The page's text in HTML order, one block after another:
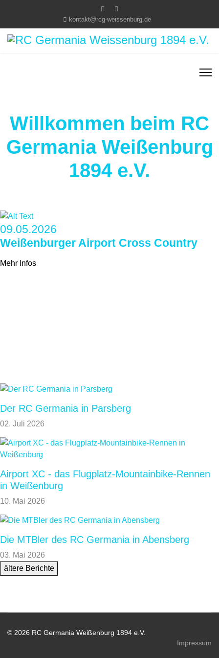
kontakt@rcg-weissenburg.de
Willkommen beim RC
Germania Weißenburg
1894 e.V.
09.05.2026
Weißenburger Airport Cross Country
Mehr Infos
Der RC Germania in Parsberg
02. Juli 2026
Airport XC - das Flugplatz-Mountainbike-Rennen
in Weißenburg
10. Mai 2026
Die MTBler des RC Germania in Abensberg
03. Mai 2026
ältere Berichte
© 2026 RC Germania Weißenburg 1894 e.V.
Impressum